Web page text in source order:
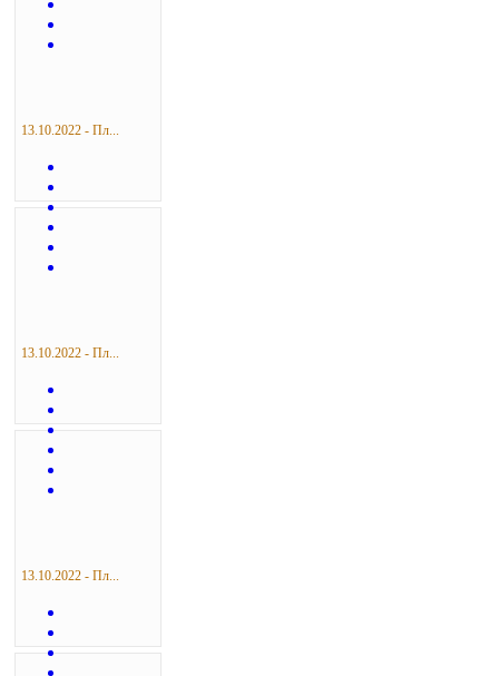
13.10.2022 - Пл...
13.10.2022 - Пл...
13.10.2022 - Пл...